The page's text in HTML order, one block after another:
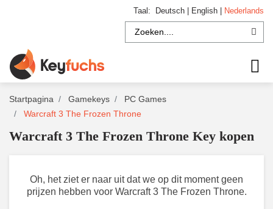
Taal: Deutsch English Nederlands
Startpagina Gamekeys
PC Games
Warcraft 3 The Frozen Throne
Warcraft 3 The Frozen Throne Key kopen
Oh, het ziet er naar uit dat we op dit moment geen
prijzen hebben voor Warcraft 3 The Frozen Throne.